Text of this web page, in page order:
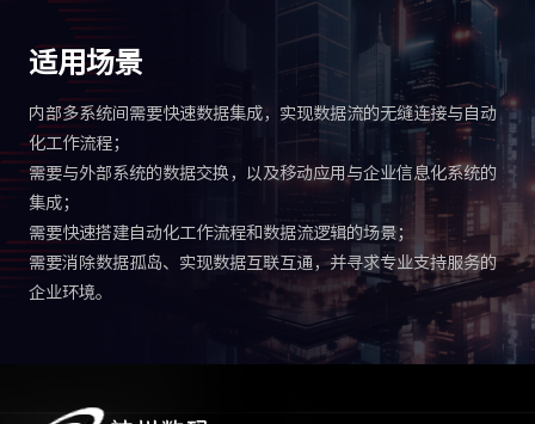
适用场景
内部多系统间需要快速数据集成，实现数据流的无缝连接与自动
化工作流程；
需要与外部系统的数据交换，以及移动应用与企业信息化系统的
集成；
需要快速搭建自动化工作流程和数据流逻辑的场景；
需要消除数据孤岛、实现数据互联互通，并寻求专业支持服务的
企业环境。